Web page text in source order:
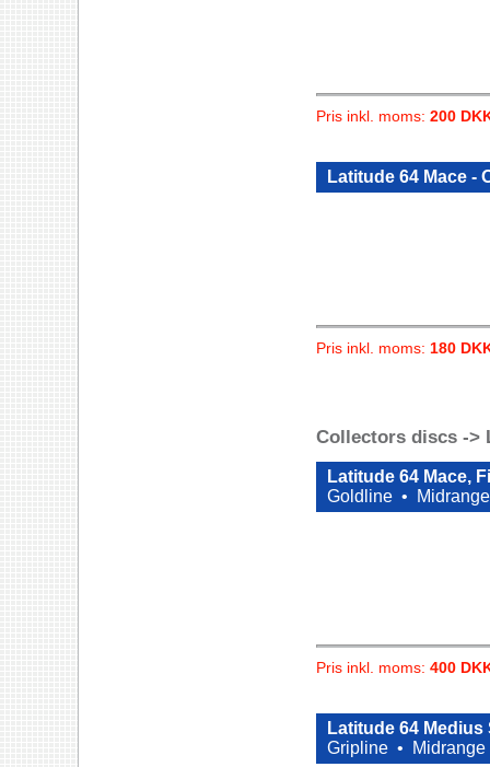
Pris inkl. moms: 200
Latitude 64 Mace -
Pris inkl. moms: 180
Collectors discs ->
Latitude 64 Mace,
Goldline •
Midrange
Pris inkl. moms: 400
Latitude 64 Medius
Gripline •
Midrange